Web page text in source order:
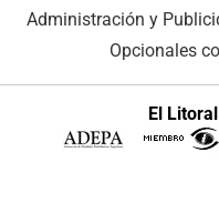
Administración y
Opcionales
El